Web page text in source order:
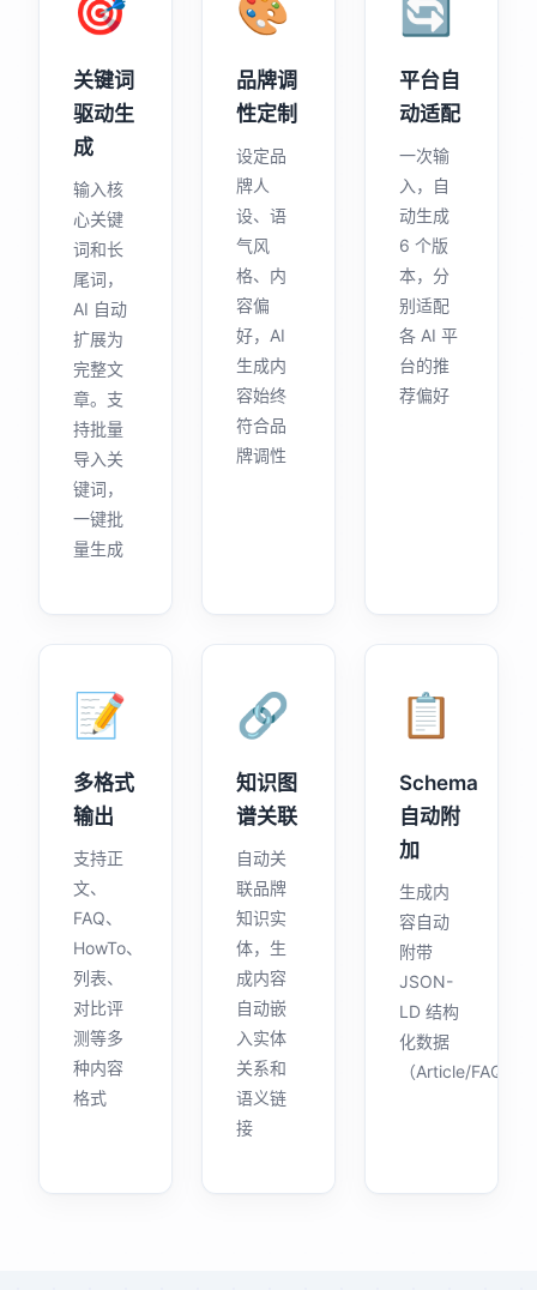
🎯
关键词
驱动生
成
输入核
心关键
词和长
尾词，
AI 自动
扩展为
完整文
章。支
持批量
导入关
键词，
一键批
量生成
🎨
品牌调
性定制
设定品
牌人
设、语
气风
格、内
容偏
好，AI
生成内
容始终
符合品
牌调性
🔄
平台自
动适配
一次输
入，自
动生成
6 个版
本，分
别适配
各 AI 平
台的推
荐偏好
📝
多格式
输出
支持正
文、
FAQ、
HowTo、
列表、
对比评
测等多
种内容
格式
🔗
知识图
谱关联
自动关
联品牌
知识实
体，生
成内容
自动嵌
入实体
关系和
语义链
接
📋
Schema
自动附
加
生成内
容自动
附带
JSON-
LD 结构
化数据
（Article/FAQ/